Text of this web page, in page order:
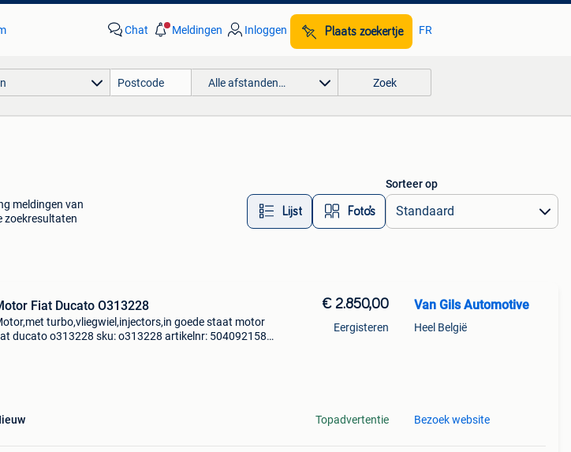
Chat Meldingen Inloggen Plaats zoekertje FR
Alle afstanden… Zoek
meldingen van
zoekresultaten
Lijst Foto’s
Sorteer op
Fiat Ducato O313228
turbo,vliegwiel,injectors,in goede staat motor
ducato o313228 sku: o313228 artikelnr: 504092158
€ 2.850,00
Eergisteren
Topadvertentie
Van Gils Automotive
Heel België
Bezoek website